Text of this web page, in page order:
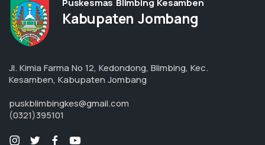
Puskesmas Blimbing Kesamben
Kabupaten Jombang
Jl. Kimia Farma No 12, Kedondong, Blimbing, Kec.
Kesamben, Kabupaten Jombang
puskblimbingkes@gmail.com
(0321)395101